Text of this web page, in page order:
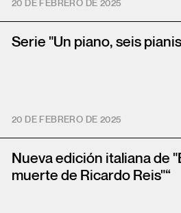
20 DE FEBRERO DE 2025
Serie "Un piano, seis
20 DE FEBRERO DE 2025
Nueva edición italiana de
muerte de Ricardo Reis"“